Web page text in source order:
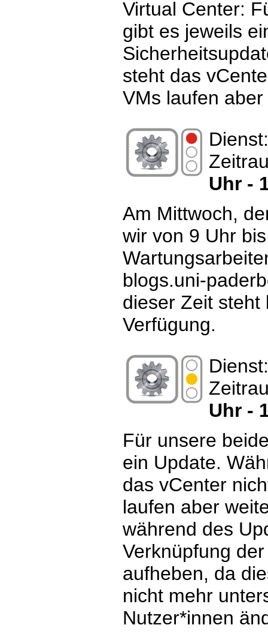
Virtual Center:
gibt es jeweils
steht das
VMs laufen aber
Uhr -
Am Mittwoch,
wir von 9 Uhr
blogs.uni-
dieser Zeit steht
Verfügung.
Uhr -
Für unsere
ein Update.
das vCenter
laufen aber
während des
Verknüpfung
aufheben, da
nicht mehr
Nutzer*innen